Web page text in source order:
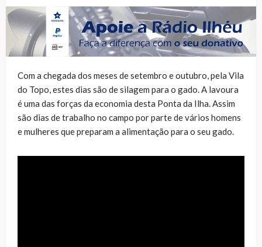
Com a chegada dos meses de setembro e outubro, pela Vila
do Topo, estes dias são de silagem para o gado. A lavoura
é uma das forças da economia desta Ponta da Ilha. Assim
são dias de trabalho no campo por parte de vários homens
e mulheres que preparam a alimentação para o seu gado.